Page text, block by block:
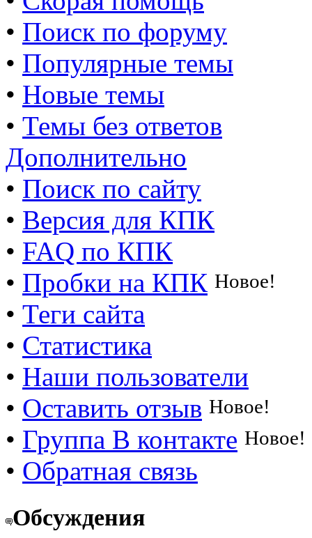
• Поиск по форуму
• Популярные темы
• Новые темы
• Темы без ответов
Дополнительно
• Поиск по сайту
• Версия для КПК
• FAQ по КПК
• Пробки на КПК Новое!
• Теги сайта
• Статистика
• Наши пользователи
• Оставить отзыв Новое!
• Группа В контакте Новое!
• Обратная связь
Обсуждения